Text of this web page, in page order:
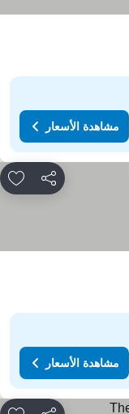
مشاهدة الأسعار
مشاركة
مشاهدة الأسعار